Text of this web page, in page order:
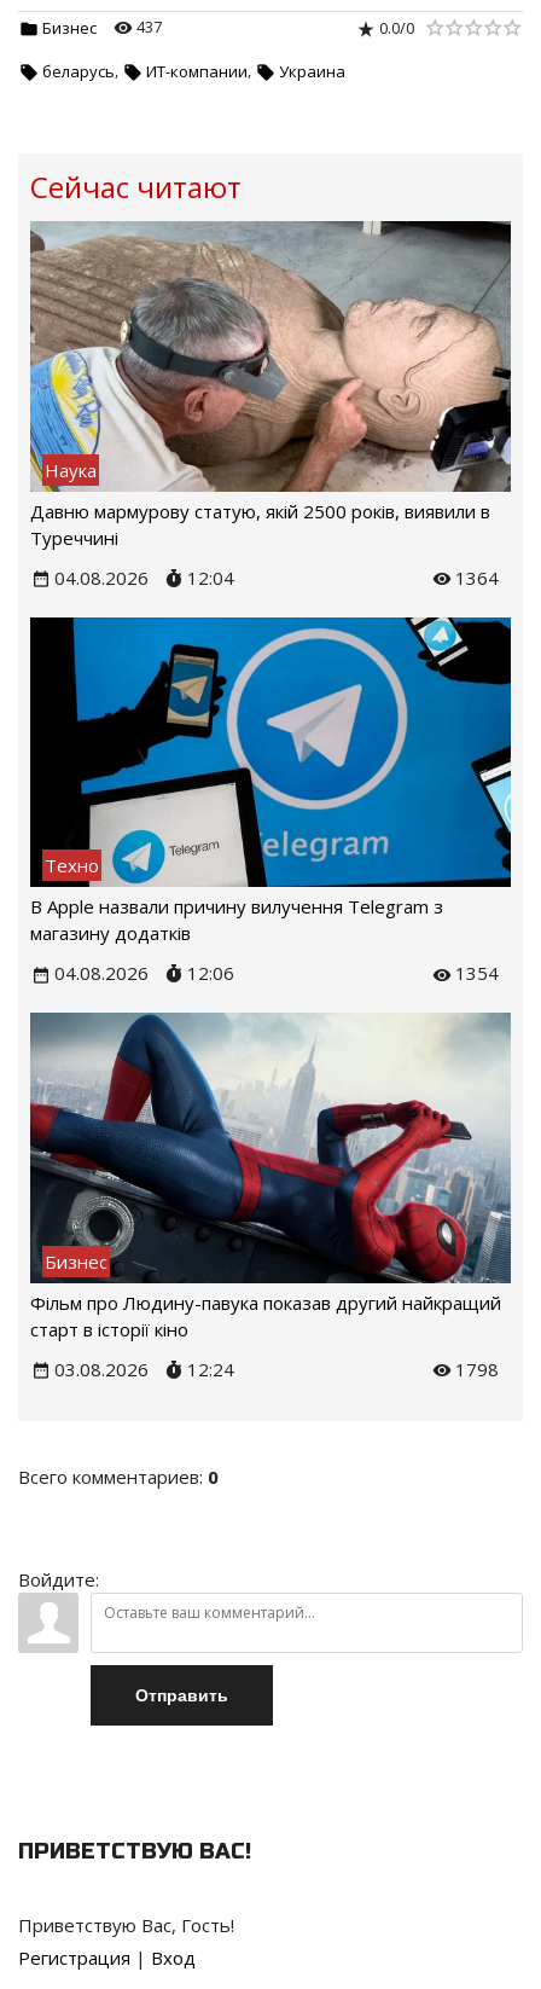
Бизнес 437 0.0/0
беларусь, ИТ-компании, Украина
Сейчас читают
Наука
Давню мармурову статую, якій 2500 років, виявили в
Туреччині
04.08.2026
12:04 1364
Техно
В Apple назвали причину вилучення Telegram з
магазину додатків
04.08.2026
12:06 1354
Бизнес
Фільм про Людину-павука показав другий найкращий
старт в історії кіно
03.08.2026
12:24 1798
Всего комментариев: 0
Войдите:
Отправить
ПРИВЕТСТВУЮ ВАС!
Приветствую Вас, Гость!
Регистрация | Вход